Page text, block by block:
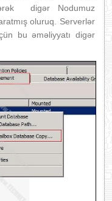
digər Nodumuz
oluruq. Serverlər
bu əməliyyatı digər